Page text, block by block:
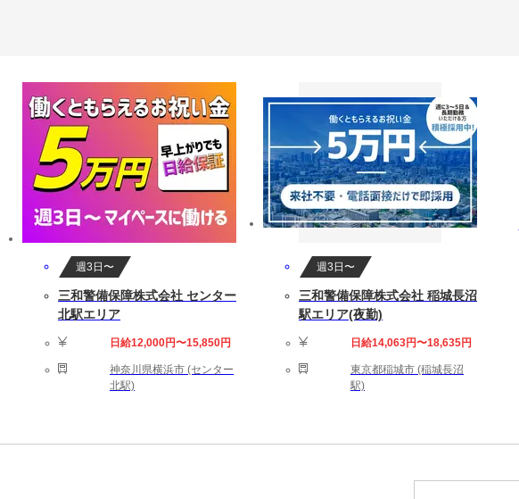
週3日〜
三和警備保障株式会社 センター
北駅エリア
日給12,000円〜15,850円
神奈川県横浜市 (センター
北駅)
週3日〜
三和警備保障株式会社 稲城長沼
駅エリア(夜勤)
日給14,063円〜18,635円
東京都稲城市 (稲城長沼
駅)